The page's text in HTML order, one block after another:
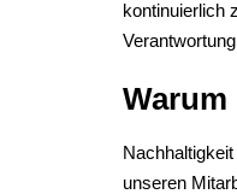
kontinuierlich
unseren